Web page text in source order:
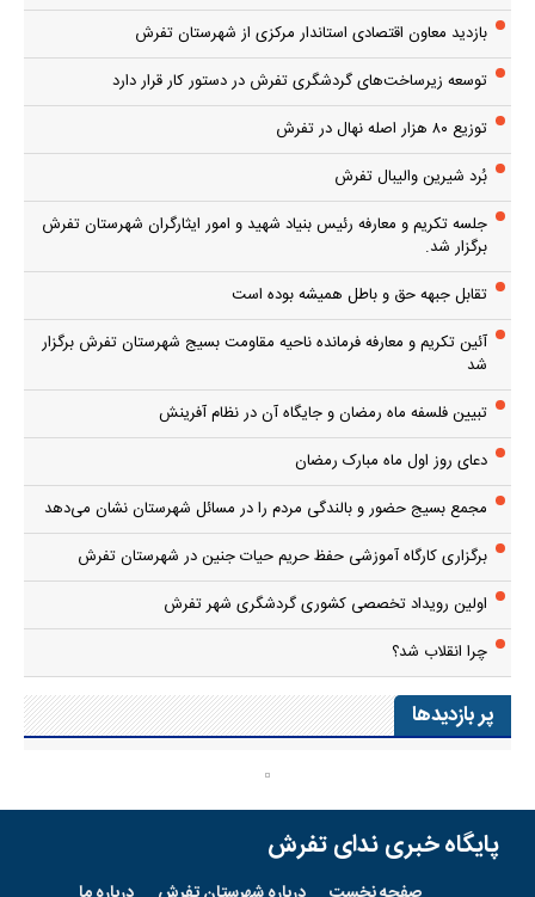
بازدید معاون اقتصادی استاندار مرکزی از شهرستان تفرش
توسعه زیرساخت‌های گردشگری تفرش در دستور کار قرار دارد
توزیع ۸۰ هزار اصله نهال در تفرش
بُرد شیرین والیبال تفرش
جلسه تکریم و معارفه رئیس بنیاد شهید و امور ایثارگران شهرستان تفرش
برگزار شد.
تقابل جبهه حق و باطل همیشه بوده است
آئین تکریم و معارفه فرمانده ناحیه مقاومت بسیج شهرستان تفرش برگزار
شد
تبیین فلسفه ماه رمضان و جایگاه آن در نظام آفرینش
دعای روز اول ماه مبارک رمضان
مجمع بسیج حضور و بالندگی مردم را در مسائل شهرستان نشان می‌دهد
برگزاری کارگاه آموزشی حفظ حریم حیات جنین در شهرستان تفرش
اولین رویداد تخصصی کشوری گردشگری شهر تفرش
چرا انقلاب شد؟
پر بازدیدها
پایگاه خبری ندای تفرش